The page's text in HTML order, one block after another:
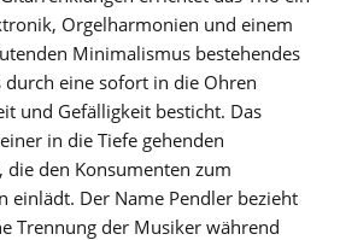
Orgelharmonien und einem
Minimalismus bestehendes
eine sofort in die Ohren
und Gefälligkeit besticht. Das
in die Tiefe gehenden
den Konsumenten zum
einlädt. Der Name Pendler bezieht
Trennung der Musiker während